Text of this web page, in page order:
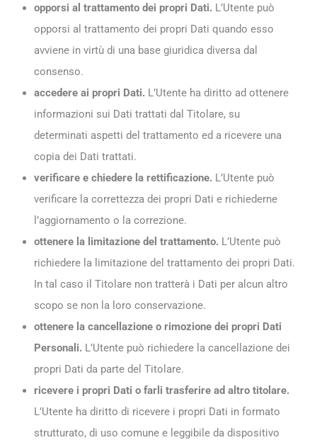
opporsi al trattamento dei propri Dati. L’Utente può
opporsi al trattamento dei propri Dati quando esso
avviene in virtù di una base giuridica diversa dal
consenso.
accedere ai propri Dati. L’Utente ha diritto ad ottenere
informazioni sui Dati trattati dal Titolare, su
determinati aspetti del trattamento ed a ricevere una
copia dei Dati trattati.
verificare e chiedere la rettificazione. L’Utente può
verificare la correttezza dei propri Dati e richiederne
l’aggiornamento o la correzione.
ottenere la limitazione del trattamento. L’Utente può
richiedere la limitazione del trattamento dei propri Dati.
In tal caso il Titolare non tratterà i Dati per alcun altro
scopo se non la loro conservazione.
ottenere la cancellazione o rimozione dei propri Dati
Personali. L’Utente può richiedere la cancellazione dei
propri Dati da parte del Titolare.
ricevere i propri Dati o farli trasferire ad altro titolare.
L’Utente ha diritto di ricevere i propri Dati in formato
strutturato, di uso comune e leggibile da dispositivo